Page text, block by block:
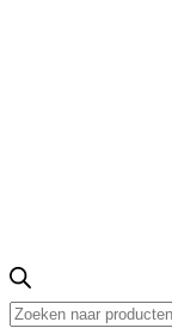
Producten